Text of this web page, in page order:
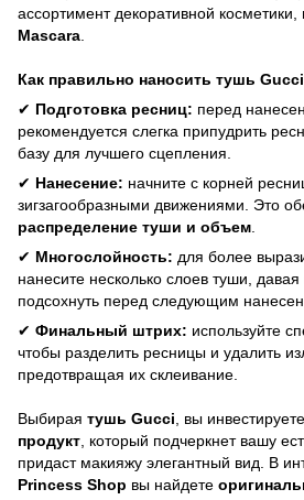
ассортимент декоративной косметики,
Mascara
Как правильно наносить тушь
✔ Подготовка ресниц: перед
рекомендуется слегка припудрить
базу для лучшего сцепления.
✔ Нанесение: начните с корней
зигзагообразными движениями. Это
распределение туши и объем
✔ Многослойность: для более
нанесите несколько слоев туши,
подсохнуть перед следующим
✔ Финальный штрих: используйте
чтобы разделить ресницы и удалить
предотвращая их склеивание.
Выбирая тушь Gucci , вы
продукт , который подчеркнет вашу
придаст макияжу элегантный вид. В
Princess Shop вы найдете